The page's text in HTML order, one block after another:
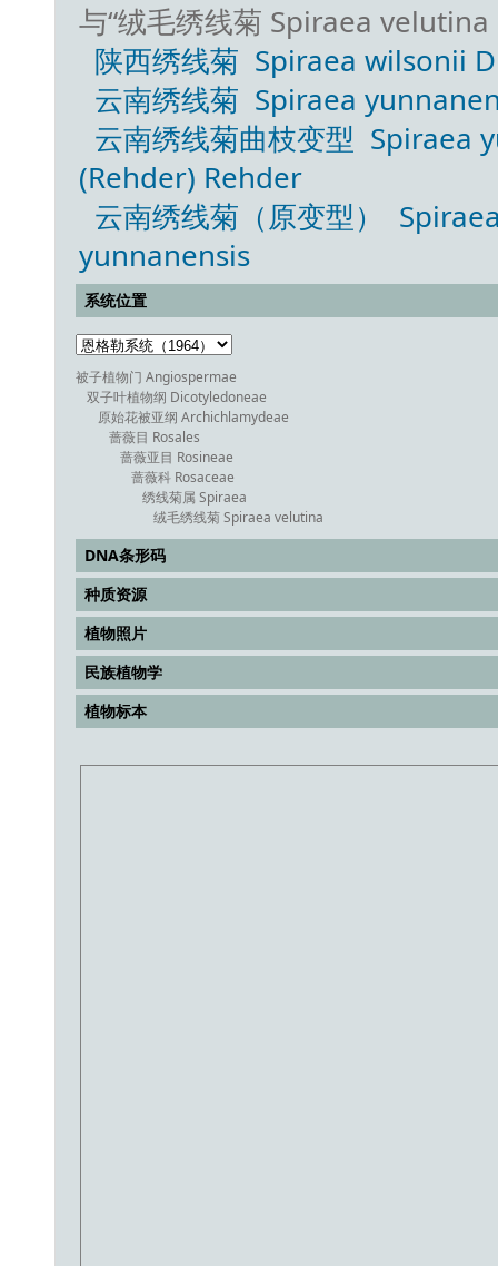
与“绒毛绣线菊 Spiraea velutina
陕西绣线菊 Spiraea wilsonii
云南绣线菊 Spiraea
云南绣线菊曲枝变型 Spiraea
(Rehder) Rehder
云南绣线菊（原变型）
yunnanensis
系统位置
被子植物门 Angiospermae
双子叶植物纲 Dicotyledoneae
原始花被亚纲 Archichlamydeae
蔷薇目 Rosales
蔷薇亚目 Rosineae
蔷薇科 Rosaceae
绣线菊属 Spiraea
绒毛绣线菊 Spiraea velutina
DNA条形码
种质资源
植物照片
民族植物学
植物标本